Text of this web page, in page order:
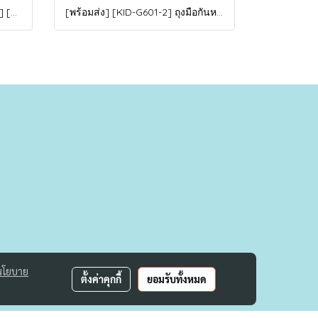
[พร้อมส่ง 5XL,6XL,8XL,9XL,10XL] [Man-B004-1] Down Jackets BigSize เสื้อโค้ทขนเป็ดกันหนาวสีดำชายไซด์ใหญ่ มีหมวกฮู้ด ซิปด้านหน้า กันน้ำ ใส่กันหนาวติดลบได้อย่างดี [พร้อมส่ง] [KID-G601-2] ถุงมือกันหนาวเด็กสีชมพูเข้ม ซับขนด้านใน ใส่กันหนาวเล่นหิมะได้ (เหมาะสำหรับเด็ก 3-5ขวบ)
ยบาย
ตั้งค่าคุกกี้ ยอมรับทั้งหมด